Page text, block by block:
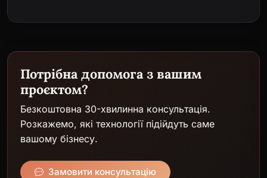
Потрібна допомога з вашим
проєктом?
Безкоштовна 30-хвилинна консультація.
Розкажемо, які технології підійдуть саме
вашому бізнесу.
Замовити консультацію